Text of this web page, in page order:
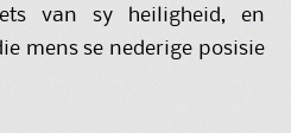
van sy heiligheid, en
mens se nederige posisie